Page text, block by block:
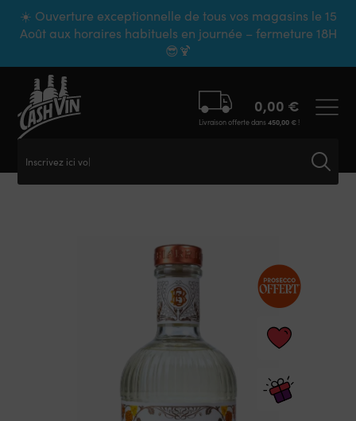
☀️ Ouverture exceptionnelle de tous vos magasins le 15
Août aux horaires habituels en journée – fermeture 18H
😎🍹
Inscrivez ici votr
0,00 €
Livraison offerte dans450,00 €!
Panneau de gestion des cookies